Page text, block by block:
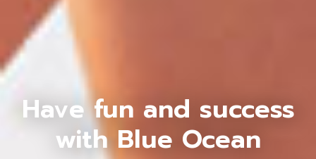
Have fun and success
with Blue Ocean